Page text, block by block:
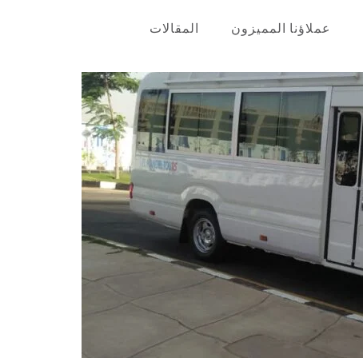
عملاؤنا المميزون
المقالات